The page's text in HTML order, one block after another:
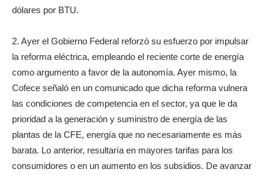
dólares por BTU.
2. Ayer el Gobierno Federal reforzó su esfuerzo por impulsar
la reforma eléctrica, empleando el reciente corte de energía
como argumento a favor de la autonomía. Ayer mismo, la
Cofece señaló en un comunicado que dicha reforma vulnera
las condiciones de competencia en el sector, ya que le da
prioridad a la generación y suministro de energía de las
plantas de la CFE, energía que no necesariamente es más
barata. Lo anterior, resultaría en mayores tarifas para los
consumidores o en un aumento en los subsidios. De avanzar